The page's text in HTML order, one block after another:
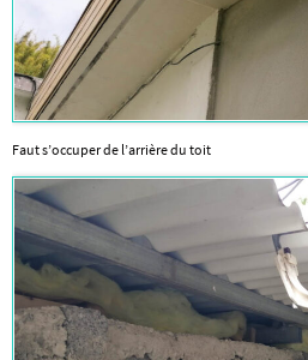
Faut s’occuper de l’arrière du toit